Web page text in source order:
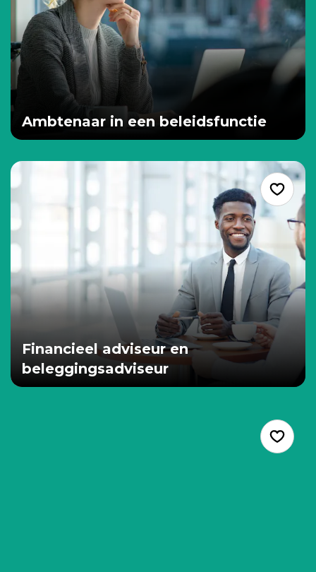
Ambtenaar in een beleidsfunctie
Financieel adviseur en
beleggingsadviseur